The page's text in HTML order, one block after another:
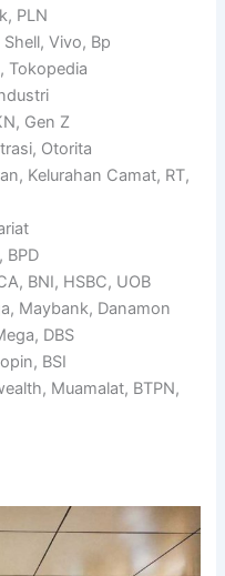
PLN
Vivo, Bp
Tokopedia
Gen Z
Otorita
Kelurahan Camat, RT,
BPD
BNI, HSBC, UOB
Maybank, Danamon
DBS
BSI
Muamalat, BTPN,